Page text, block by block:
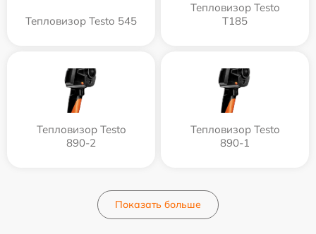
Тепловизор Testo 545
Тепловизор Testo
T185
Тепловизор Testo
890-2
Тепловизор Testo
890-1
Показать больше